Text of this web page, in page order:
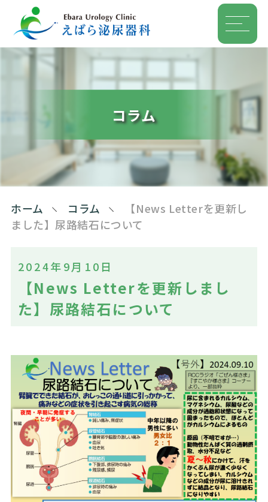
コラム
ホーム コラム
【News Letterを更新し
ました】尿路結石について
2024年9月10日
【News Letterを更新しまし
た】尿路結石について